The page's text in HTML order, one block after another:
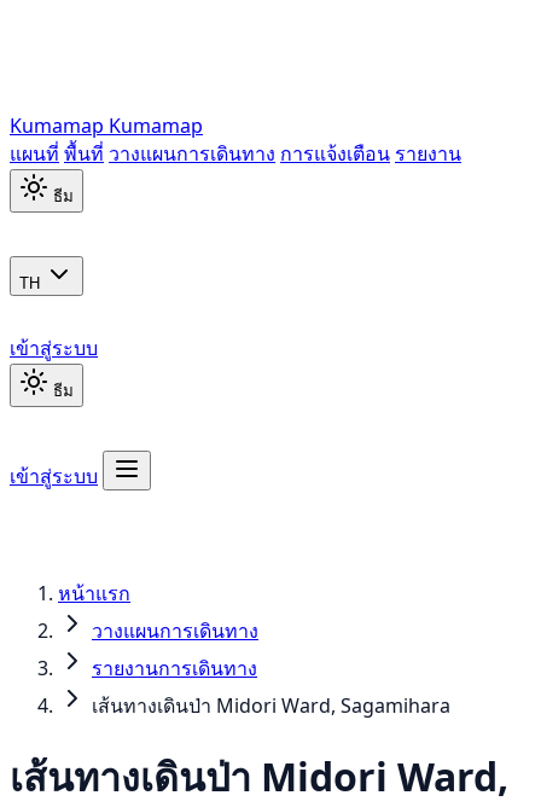
Kumamap Kumamap
แผนที่ พื้นที่ วางแผนการเดินทาง การแจ้งเตือน รายงาน
ธีม
TH
เข้าสู่ระบบ
ธีม
เข้าสู่ระบบ
หน้าแรก
วางแผนการเดินทาง
รายงานการเดินทาง
เส้นทางเดินป่า Midori Ward, Sagamihara
เส้นทางเดินป่า Midori Ward,